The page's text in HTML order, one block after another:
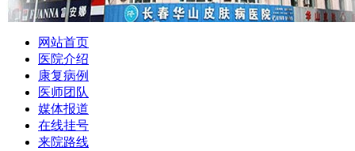
网站首页
医院介绍
康复病例
医师团队
媒体报道
在线挂号
来院路线